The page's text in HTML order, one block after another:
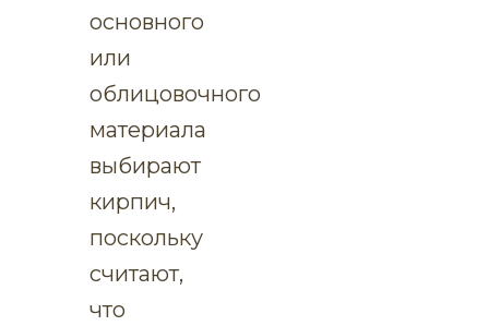
основного
или
облицовочного
материала
выбирают
кирпич,
поскольку
считают,
что